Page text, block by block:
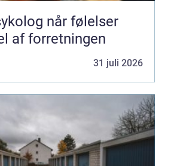
følelser
af forretningen
31 juli 2026